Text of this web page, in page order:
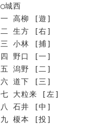
◯城西
一 高柳 [遊]
二 生方 [右]
三 小林 [捕]
四 野口 [一]
五 潟野 [二]
六 道下 [三]
七 大粒来 [左]
八 石井 [中]
九 榎本 [投]